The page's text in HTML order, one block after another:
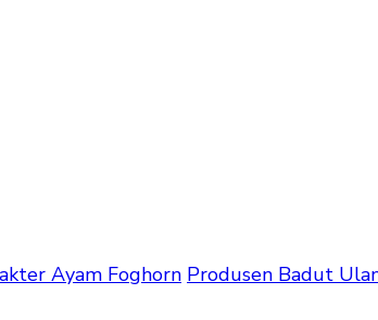
Ayam Foghorn Produsen Badut